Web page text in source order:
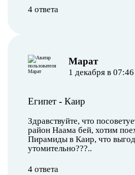
4 ответа
Марат
1 декабря в 07:46
Египет - Каир
Здравствуйте, что
район Наама бей, хотим
Пирамиды в Каир, что
утомительно???..
4 ответа